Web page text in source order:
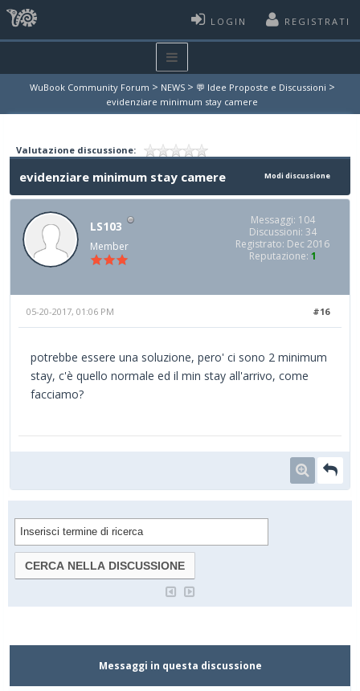
LOGIN REGISTRATI
WuBook Community Forum > NEWS > 💬 Idee Proposte e Discussioni >
evidenziare minimum stay camere
Valutazione discussione:
Modi discussione
evidenziare minimum stay camere
LS103
Member
Messaggi: 104
Discussioni: 34
Registrato: Dec 2016
Reputazione: 1
#16
05-20-2017, 01:06 PM
potrebbe essere una soluzione, pero' ci sono 2 minimum
stay, c'è quello normale ed il min stay all'arrivo, come
facciamo?
Messaggi in questa discussione